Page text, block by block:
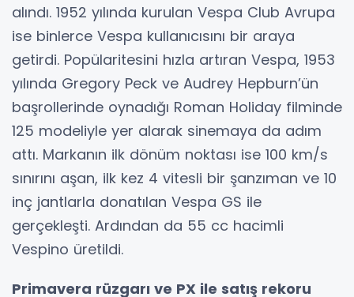
alındı. 1952 yılında kurulan Vespa Club Avrupa
ise binlerce Vespa kullanıcısını bir araya
getirdi. Popülaritesini hızla artıran Vespa, 1953
yılında Gregory Peck ve Audrey Hepburn’ün
başrollerinde oynadığı Roman Holiday filminde
125 modeliyle yer alarak sinemaya da adım
attı. Markanın ilk dönüm noktası ise 100 km/s
sınırını aşan, ilk kez 4 vitesli bir şanzıman ve 10
inç jantlarla donatılan Vespa GS ile
gerçekleşti. Ardından da 55 cc hacimli
Vespino üretildi.
Primavera rüzgarı ve PX ile satış rekoru